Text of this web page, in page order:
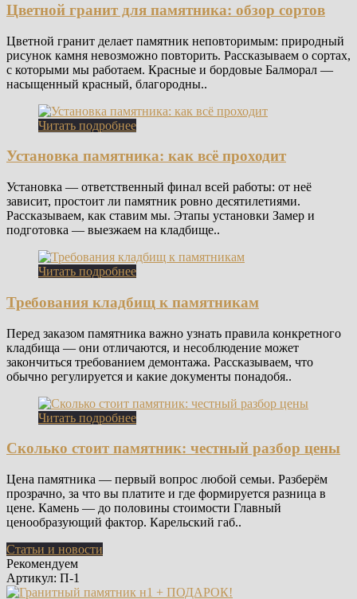
Цветной гранит для памятника: обзор сортов
Цветной гранит делает памятник неповторимым: природный
рисунок камня невозможно повторить. Рассказываем о сортах,
с которыми мы работаем. Красные и бордовые Балморал —
насыщенный красный, благородны..
Читать подробнее
Установка памятника: как всё проходит
Установка — ответственный финал всей работы: от неё
зависит, простоит ли памятник ровно десятилетиями.
Рассказываем, как ставим мы. Этапы установки Замер и
подготовка — выезжаем на кладбище..
Читать подробнее
Требования кладбищ к памятникам
Перед заказом памятника важно узнать правила конкретного
кладбища — они отличаются, и несоблюдение может
закончиться требованием демонтажа. Рассказываем, что
обычно регулируется и какие документы понадобя..
Читать подробнее
Сколько стоит памятник: честный разбор цены
Цена памятника — первый вопрос любой семьи. Разберём
прозрачно, за что вы платите и где формируется разница в
цене. Камень — до половины стоимости Главный
ценообразующий фактор. Карельский габ..
Статьи и новости
Рекомендуем
Артикул: П-1